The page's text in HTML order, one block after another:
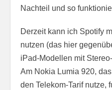
Nachteil und so
Derzeit kann ich Spotify
nutzen (das hier
iPad-Modellen mit
Am Nokia Lumia 920,
den Telekom-Tarif nutze,